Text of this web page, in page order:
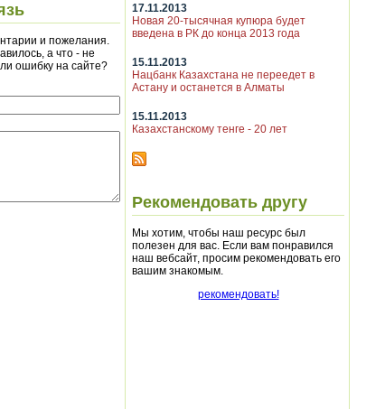
и пожелания.
а что - не
ошибку на сайте?
17.11.2013
Новая 20-тысячная купюра будет
введена в РК до конца 2013 года
15.11.2013
Нацбанк Казахстана не переедет в
Астану и останется в Алматы
15.11.2013
Казахстанскому тенге - 20 лет
Рекомендовать другу
Мы хотим, чтобы наш ресурс был
полезен для вас. Если вам понравился
наш вебсайт, просим рекомендовать его
вашим знакомым.
рекомендовать!